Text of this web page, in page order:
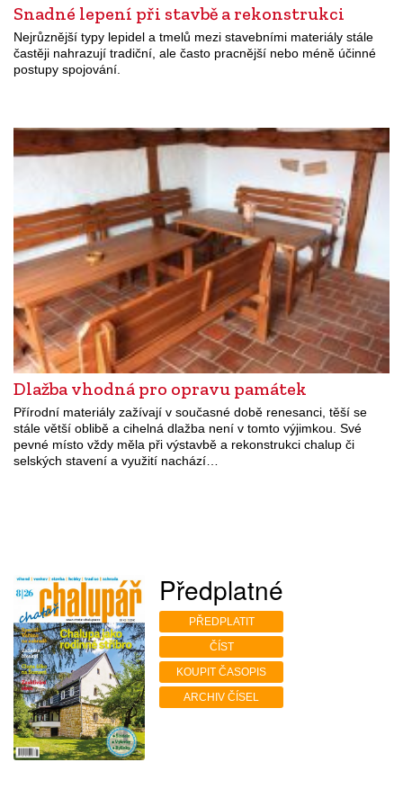
Snadné lepení při stavbě a rekonstrukci
Nejrůznější typy lepidel a tmelů mezi stavebními materiály stále
častěji nahrazují tradiční, ale často pracnější nebo méně účinné
postupy spojování.
Dlažba vhodná pro opravu památek
Přírodní materiály zažívají v současné době renesanci, těší se
stále větší oblibě a cihelná dlažba není v tomto výjimkou. Své
pevné místo vždy měla při výstavbě a rekonstrukci chalup či
selských stavení a využití nachází…
Předplatné
PŘEDPLATIT
ČÍST
KOUPIT ČASOPIS
ARCHIV ČÍSEL